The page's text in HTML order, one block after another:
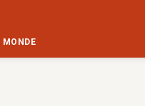
MONDE